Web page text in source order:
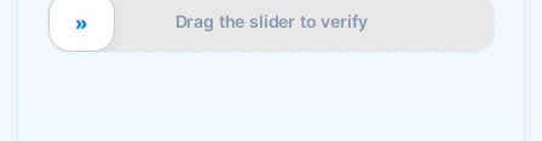
Drag the slider to verify
»